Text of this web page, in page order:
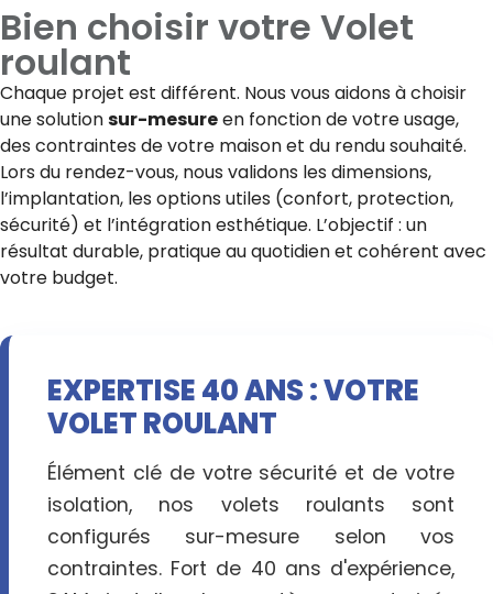
Bien choisir votre Volet
roulant
Chaque projet est différent. Nous vous aidons à choisir
une solutionsur-mesureen fonction de votre usage,
des contraintes de votre maison et du rendu souhaité.
Lors du rendez-vous, nous validons les dimensions,
l’implantation, les options utiles (confort, protection,
sécurité) et l’intégration esthétique. L’objectif : un
résultat durable, pratique au quotidien et cohérent avec
votre budget.
EXPERTISE 40 ANS : VOTRE
VOLET ROULANT
Élément clé de votre sécurité et de votre
isolation, nos volets roulants sont
configurés sur-mesure selon vos
contraintes. Fort de 40 ans d'expérience,